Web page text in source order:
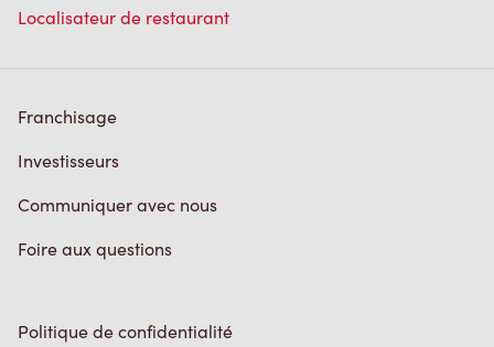
Investisseurs
Communiquer avec nous
Foire aux questions